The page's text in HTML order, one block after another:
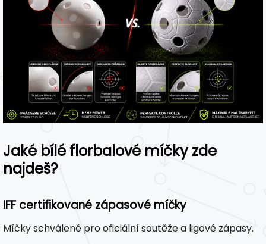
Jaké bílé florbalové míčky zde
najdeš?
IFF certifikované zápasové míčky
Míčky schválené pro oficiální soutěže a ligové zápasy.